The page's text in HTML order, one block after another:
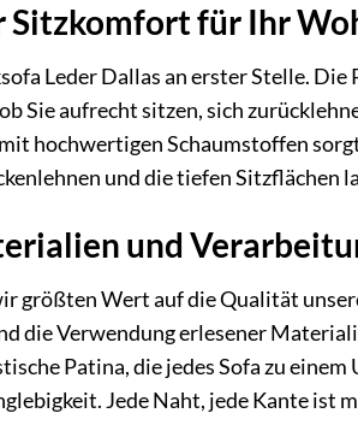
Sitzkomfort für Ihr
Leder Dallas an erster Stelle.
Sie aufrecht sitzen, sich
hochwertigen Schaumstoffen
und die tiefen Sitzflächen
und
größten Wert auf die Qualität
die Verwendung erlesener
Patina, die jedes Sofa zu
Jede Naht, jede Kante ist